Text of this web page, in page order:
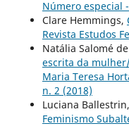
Número especial
Clare Hemmings,
Revista Estudos
Natália Salomé
escrita da
Maria Teresa
n. 2 (2018)
Luciana Ballestrin,
Feminismo